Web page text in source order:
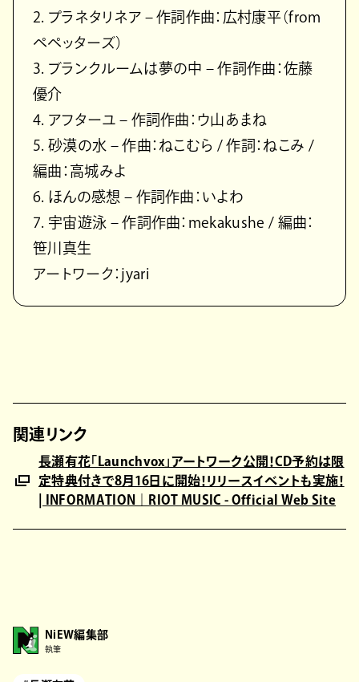
2. プラネタリネア – 作詞作曲：広村康平（from
ペペッターズ）
3. ブランクルームは夢の中 – 作詞作曲：佐藤
優介
4. アフターユ – 作詞作曲：ウ山あまね
5. 砂漠の水 – 作曲：ねこむら / 作詞：ねこみ /
編曲：高城みよ
6. ほんの感想 – 作詞作曲：いよわ
7. 宇宙遊泳 – 作詞作曲：mekakushe / 編曲：
笹川真生
アートワーク：jyari
関連リンク
長瀬有花「Launchvox」アートワーク公開！CD予約は限
定特典付きで8月16日に開始！リリースイベントも実施！
| INFORMATION｜RIOT MUSIC - Official Web Site
NiEW編集部
執筆